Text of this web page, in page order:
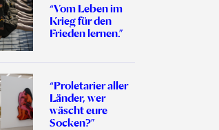
“Vom Leben im
Krieg für den
Frieden lernen.”
“Proletarier aller
Länder, wer
wäscht eure
Socken?”